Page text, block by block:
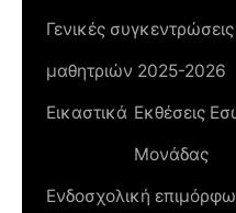
Γενικές
μαθητριών 2025-2026
Εικαστικά Εκθέσεις
Μονάδας
Ενδοσχολική